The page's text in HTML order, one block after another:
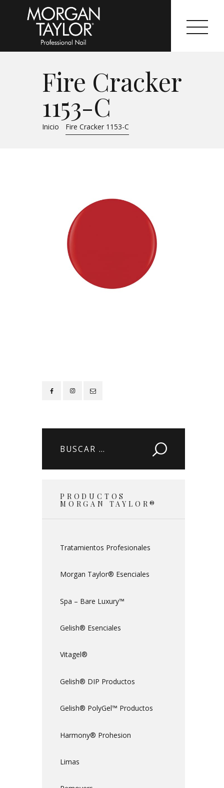
Fire Cracker
1153-C
Inicio Fire Cracker 1153-C
Morgan Taylor®
Sistemas Profesionales
Cartas de Color
Tutoriales
Contacto
Buscar:
PRODUCTOS
MORGAN TAYLOR®
Tratamientos Profesionales
Morgan Taylor® Esenciales
Spa – Bare Luxury™
Gelish® Esenciales
Vitagel®
Gelish® DIP Productos
Gelish® PolyGel™ Productos
Harmony® Prohesion
Limas